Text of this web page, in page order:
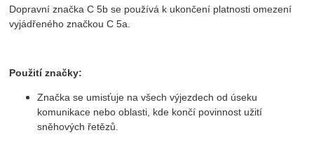
Dopravní značka C 5b se používá k ukončení platnosti omezení
vyjádřeného značkou C 5a.
Použití značky:
Značka se umisťuje na všech výjezdech od úseku
komunikace nebo oblasti, kde končí povinnost užití
sněhových řetězů.